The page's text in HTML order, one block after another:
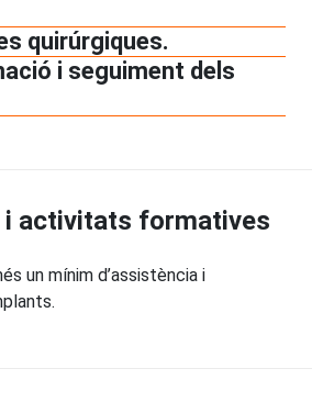
quirúrgiques.
i seguiment dels
activitats formatives
un mínim d’assistència i